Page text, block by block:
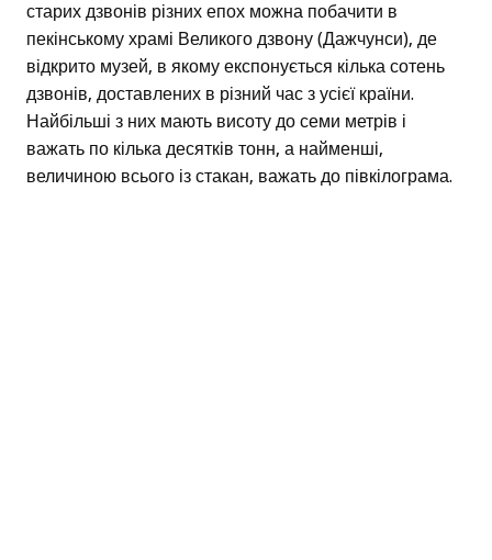
старих дзвонів різних епох можна побачити в
пекінському храмі Великого дзвону (Дажчунси), де
відкрито музей, в якому експонується кілька сотень
дзвонів, доставлених в різний час з усієї країни.
Найбільші з них мають висоту до семи метрів і
важать по кілька десятків тонн, а найменші,
величиною всього із стакан, важать до півкілограма.